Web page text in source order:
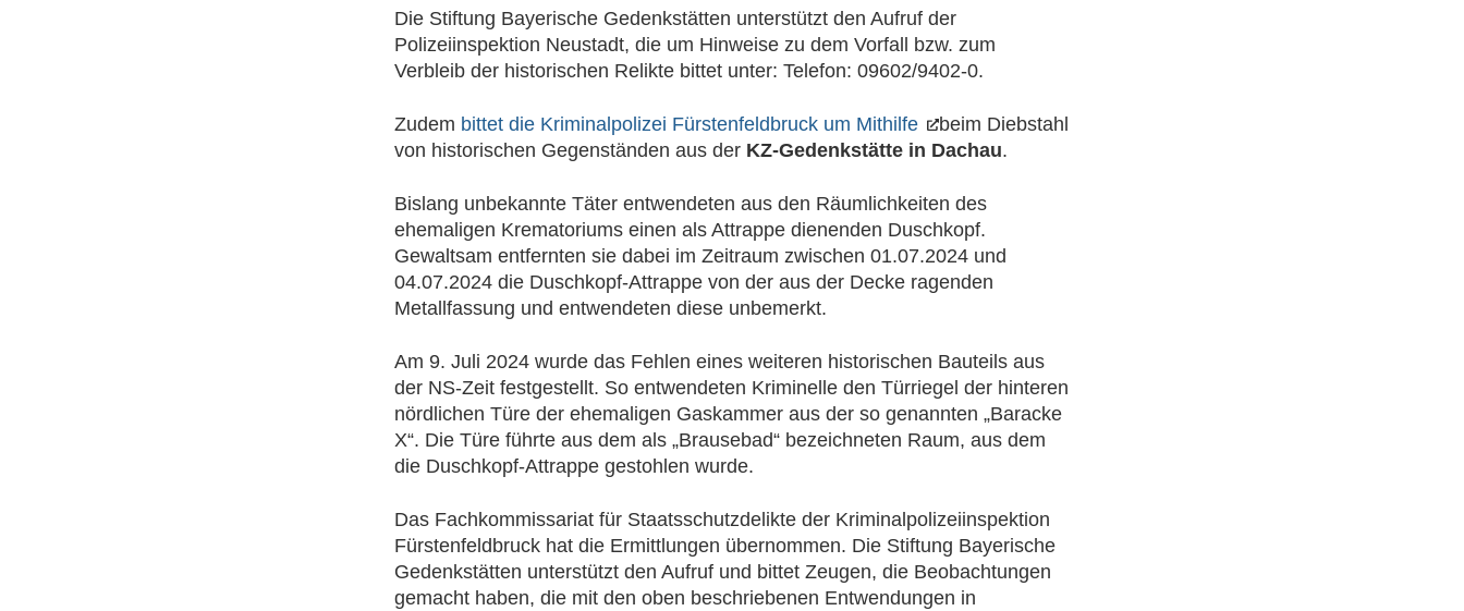
Die Stiftung Bayerische Gedenkstätten unterstützt den Aufruf der
Polizeiinspektion Neustadt, die um Hinweise zu dem Vorfall bzw. zum
Verbleib der historischen Relikte bittet unter: Telefon: 09602/9402-0.
Zudem bittet die Kriminalpolizei Fürstenfeldbruck um Mithilfe
beim Diebstahl
von historischen Gegenständen aus der KZ-Gedenkstätte in Dachau.
Bislang unbekannte Täter entwendeten aus den Räumlichkeiten des
ehemaligen Krematoriums einen als Attrappe dienenden Duschkopf.
Gewaltsam entfernten sie dabei im Zeitraum zwischen 01.07.2024 und
04.07.2024 die Duschkopf-Attrappe von der aus der Decke ragenden
Metallfassung und entwendeten diese unbemerkt.
Am 9. Juli 2024 wurde das Fehlen eines weiteren historischen Bauteils aus
der NS-Zeit festgestellt. So entwendeten Kriminelle den Türriegel der hinteren
nördlichen Türe der ehemaligen Gaskammer aus der so genannten „Baracke
X“. Die Türe führte aus dem als „Brausebad“ bezeichneten Raum, aus dem
die Duschkopf-Attrappe gestohlen wurde.
Das Fachkommissariat für Staatsschutzdelikte der Kriminalpolizeiinspektion
Fürstenfeldbruck hat die Ermittlungen übernommen. Die Stiftung Bayerische
Gedenkstätten unterstützt den Aufruf und bittet Zeugen, die Beobachtungen
gemacht haben, die mit den oben beschriebenen Entwendungen in